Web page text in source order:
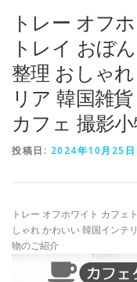
トレー オフ
トレイ おぼ
整理 おしゃ
リア 韓国雑
カフェ 撮影
投稿日: 2024年10月25日
トレー オフホワイト カフェ
しゃれ かわいい 韓国インテ
物のご紹介